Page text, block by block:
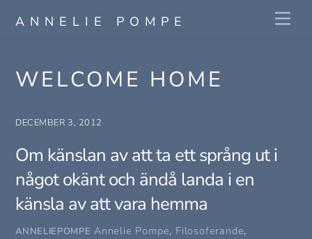
ANNELIE POMPE
WELCOME HOME
DECEMBER 3, 2012
Om känslan av att ta ett språng ut i
något okänt och ändå landa i en
känsla av att vara hemma
ANNELIEPOMPE Annelie Pompe, Filosoferande,